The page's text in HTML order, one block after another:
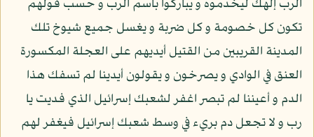
الرب إلهك ليخدموه و يباركوا باسم الرب و حسب قولهم
تكون كل خصومة و كل ضربة و يغسل جميع شيوخ تلك
المدينة القريبين من القتيل أيديهم على العجلة المكسورة
العنق في الوادي و يصرخون و يقولون أيدينا لم تسفك هذا
الدم و أعيننا لم تبصر اغفر لشعبك إسرائيل الذي فديت يا
رب و لا تجعل دم بريء في وسط شعبك إسرائيل فيغفر لهم